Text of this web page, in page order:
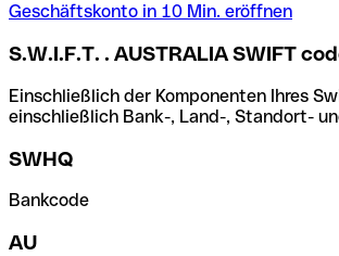
Geschäftskonto in 10 Min. eröffnen
S.W.I.F.T. . AUSTRALIA SWIFT
Einschließlich der Komponenten Ihres
einschließlich Bank-, Land-, Standort-
SWHQ
Bankcode
AU